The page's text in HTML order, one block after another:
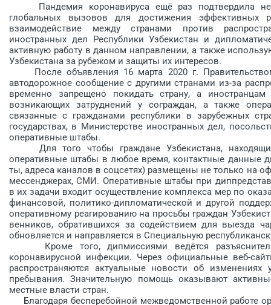
Пандемия коронавируса ещё раз подтвердила
глобальных вызовов для достижения эффективных
взаимодействие между странами против
иностранных дел Респуб­лики Узбекистан и
активную работу в данном направлении, а также
Узбекистана за рубежом и защиты их интересов.
После объявления 16 марта 2020 г.
автодорожное сообщение с другими странами из-за
временно запрещено покидать страну, а
возникающих затруднений у сограждан, а также
связанные с гражданами рес­публики в зарубежных
государствах, в Министерстве иностранных дел,
оперативные ­штабы.
Для того чтобы граждане Узбекистана,
оперативные штабы в любое время, контактные данные
ты, адреса каналов в соцсетях) размещены не только на
мессенджерах, СМИ. Оперативные штабы при
в их задачи входит осуществление комплекса мер по
финансовой, политико-дипломатической и другой
оперативному реагированию на просьбы граждан
венников, обратившихся за содейст­вием для выезда
обновляется и направляется в Специальную
Кроме того, дипмиссиями ведётся
коронавирусной инфекции. Через официальные веб-
распространяются актуальные новости об
пребывания. Значительную помощь оказывают
местные власти стран.
Благодаря бесперебойной межведомственной работе